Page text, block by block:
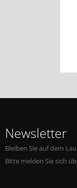
Newsletter
Bleiben Sie auf dem
Bitte melden Sie sich